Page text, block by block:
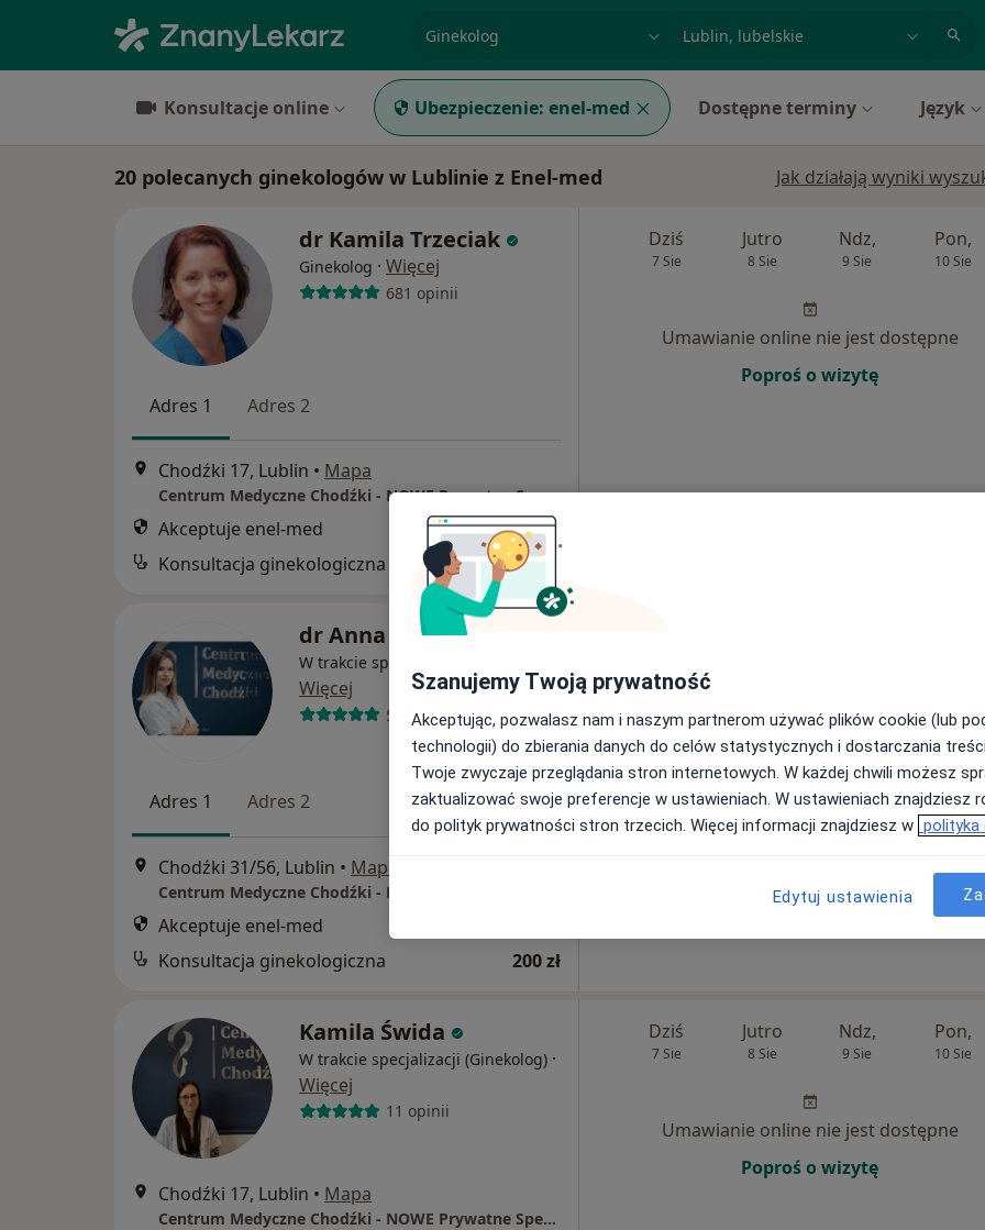
Konsultacje online Ubezpieczenie: enel-med Dostępne terminy Język
20 polecanych ginekologów w Lublinie z Enel-med Jak działają wyniki
dr Kamila Trzeciak
Ginekolog · Więcej
681 opinii
Adres 1 Adres 2
Chodźki 17, Lublin • Mapa
Centrum Medyczne Chodźki - NOWE Prywatne Specjalistyczne Gabinety Lekarskie
Akceptuje enel-med
Konsultacja ginekologiczna
300 zł
Dziś
7 Sie
Jutro
8 Sie
Ndz,
9 Sie
Pon,
10 Sie
Umawianie online nie jest dostępne
Poproś o wizytę
dr Anna Socha
W trakcie specjalizacji (Ginekolog)
Więcej
55 opinii
Adres 1 Adres 2
Chodźki 31/56, Lublin • Mapa
Akceptuje enel-med
Konsultacja ginekologiczna
200 zł
Umawianie online nie jest dostępne
Poproś o wizytę
Kamila Świda
W trakcie specjalizacji (Ginekolog) ·
Więcej
11 opinii
Chodźki 17, Lublin • Mapa
Centrum Medyczne Chodźki - NOWE Prywatne Specjalistyczne Gabinety Lekarskie
Dziś
7 Sie
Jutro
8 Sie
Ndz,
9 Sie
Pon,
10 Sie
Umawianie online nie jest dostępne
Poproś o wizytę
Szanujemy Twoją prywatność
Akceptując, pozwalasz nam i naszym partnerom używać plików cookie (lub
technologii) do zbierania danych do celów statystycznych i dostarczania
Twoje zwyczaje przeglądania stron internetowych. W każdej chwili możesz
zaktualizować swoje preferencje w ustawieniach. W ustawieniach znajdziesz
do polityk prywatności stron trzecich. Więcej informacji znajdziesz w polityka
Edytuj ustawienia